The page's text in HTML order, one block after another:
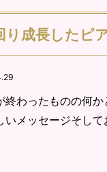
り成長したピ
終わったものの何
いメッセージそして